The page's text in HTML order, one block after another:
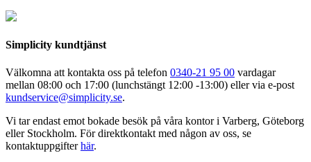
Simplicity kundtjänst
Välkomna att kontakta oss på telefon 0340-21 95 00 vardagar
mellan 08:00 och 17:00 (lunchstängt 12:00 -13:00) eller via e-post
kundservice@simplicity.se.
Vi tar endast emot bokade besök på våra kontor i Varberg, Göteborg
eller Stockholm. För direktkontakt med någon av oss, se
kontaktuppgifterhär.